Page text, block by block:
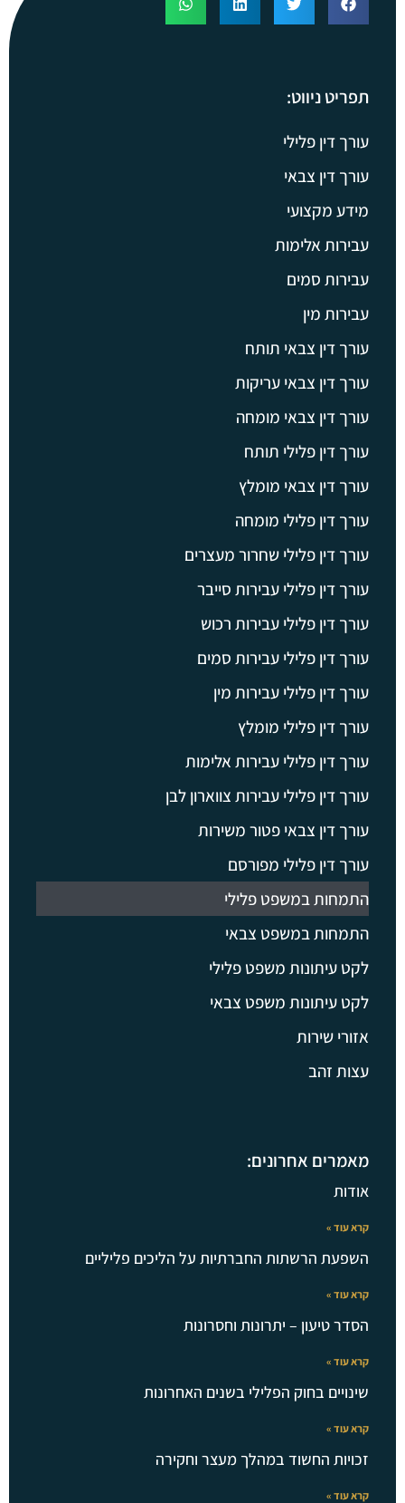
תפריט ניווט:
עורך דין פלילי
עורך דין צבאי
מידע מקצועי
עבירות אלימות
עבירות סמים
עבירות מין
עורך דין צבאי תותח
עורך דין צבאי עריקות
עורך דין צבאי מומחה
עורך דין פלילי תותח
עורך דין צבאי מומלץ
עורך דין פלילי מומחה
עורך דין פלילי שחרור מעצרים
עורך דין פלילי עבירות סייבר
עורך דין פלילי עבירות רכוש
עורך דין פלילי עבירות סמים
עורך דין פלילי עבירות מין
עורך דין פלילי מומלץ
עורך דין פלילי עבירות אלימות
עורך דין פלילי עבירות צווארון לבן
עורך דין צבאי פטור משירות
עורך דין פלילי מפורסם
התמחות במשפט פלילי
התמחות במשפט צבאי
לקט עיתונות משפט פלילי
לקט עיתונות משפט צבאי
אזורי שירות
עצות זהב
מאמרים אחרונים:
אודות
קרא עוד »
השפעת הרשתות החברתיות על הליכים פליליים
קרא עוד »
הסדר טיעון – יתרונות וחסרונות
קרא עוד »
שינויים בחוק הפלילי בשנים האחרונות
קרא עוד »
זכויות החשוד במהלך מעצר וחקירה
קרא עוד »